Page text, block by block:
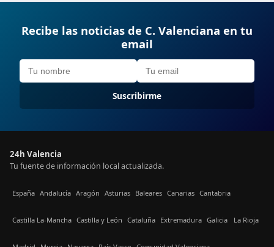
Recibe las noticias de C. Valenciana en tu
email
Suscribirme
24h Valencia
Tu fuente de información local actualizada.
España Andalucía Aragón Asturias Baleares Canarias Cantabria
Castilla La-Mancha Castilla y León Cataluña Extremadura Galicia La Rioja